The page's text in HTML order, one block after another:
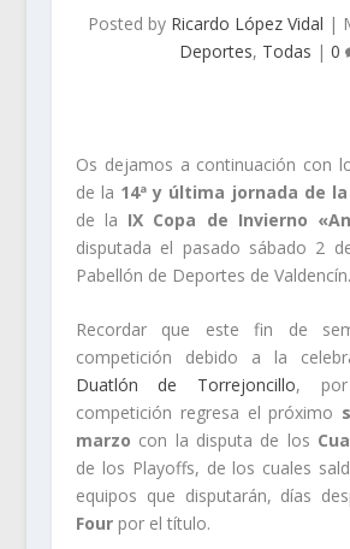
Posted by Ricardo López Vidal |
Deportes, Todas | 0
Os dejamos a continuación con
de la 14ª y última jornada de
de la IX Copa de Invierno
disputada el pasado sábado 2
Pabellón de Deportes de Valdencín.
Recordar que este fin de
competición debido a la
Duatlón de Torrejoncillo,
competición regresa el próximo
marzo con la disputa de los
de los Playoffs, de los cuales
equipos que disputarán, días
Fourpor el título.